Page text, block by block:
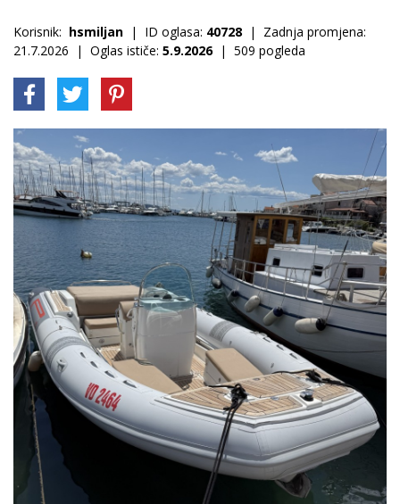
Korisnik: hsmiljan | ID oglasa: 40728 | Zadnja promjena:
21.7.2026 | Oglas ističe: 5.9.2026| 509 pogleda